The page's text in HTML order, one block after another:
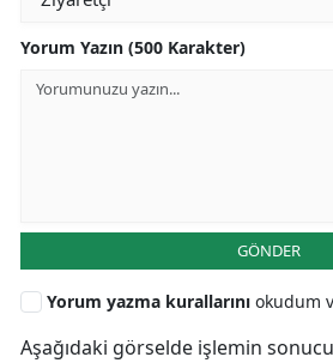
Yorum Yazın (500 Karakter)
GÖNDER
Yorum yazma kurallarını okudum
Aşağıdaki görselde işlemin